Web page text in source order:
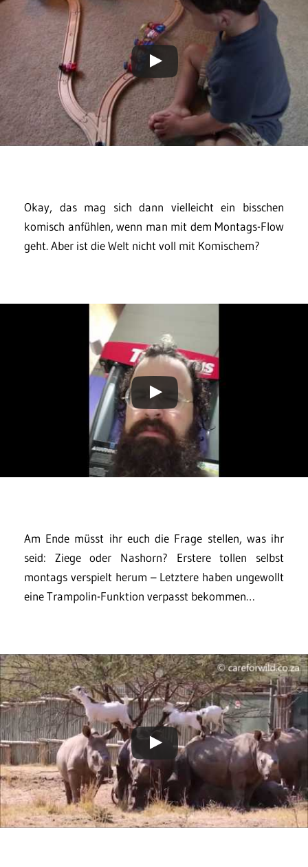
Okay, das mag sich dann vielleicht ein bisschen
komisch anfühlen, wenn man mit dem Montags-Flow
geht. Aber ist die Welt nicht voll mit Komischem?
Am Ende müsst ihr euch die Frage stellen, was ihr
seid: Ziege oder Nashorn? Erstere tollen selbst
montags verspielt herum – Letztere haben ungewollt
eine Trampolin-Funktion verpasst bekommen…